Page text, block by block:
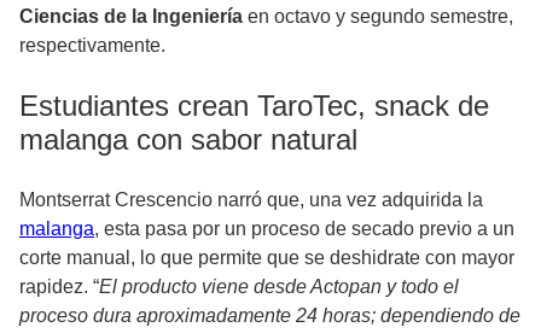
Ciencias de la Ingeniería en octavo y segundo semestre,
respectivamente.
Estudiantes crean TaroTec, snack de
malanga con sabor natural
Montserrat Crescencio narró que, una vez adquirida la
malanga, esta pasa por un proceso de secado previo a un
corte manual, lo que permite que se deshidrate con mayor
rapidez. “El producto viene desde Actopan y todo el
proceso dura aproximadamente 24 horas; dependiendo de